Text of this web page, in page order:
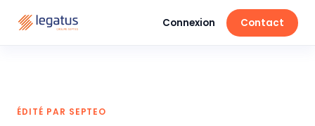
Connexion Contact
ÉDITÉ PAR SEPTEO